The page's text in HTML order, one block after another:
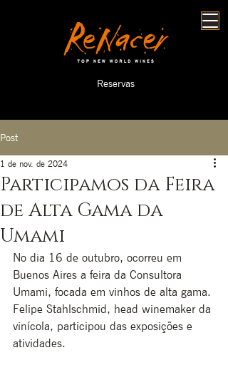
Reservas
Post
Participamos da Feira
de Alta Gama da
Umami
1 de nov. de 2024
No dia 16 de outubro, ocorreu em
Buenos Aires a feira da Consultora
Umami, focada em vinhos de alta gama.
Felipe Stahlschmid, head winemaker da
vinícola, participou das exposições e
atividades.